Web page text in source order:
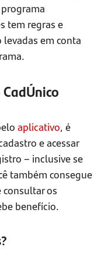
tem regras e
em conta
aplicativo, é
e acessar
– inclusive se
também consegue
os
benefício.